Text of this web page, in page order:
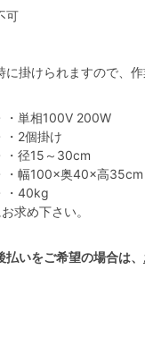
可
掛けられますので、作
・単相100V 200W
・2個掛け
・径15～30cm
・幅100×奥40×高35cm
・40kg
求め下さい。
いをご希望の場合は、